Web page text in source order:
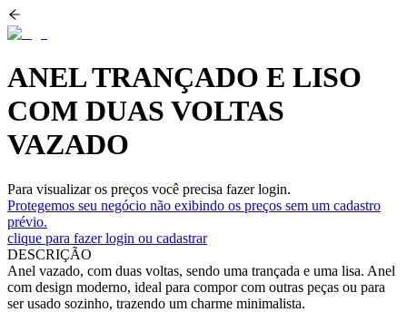
ANEL TRANÇADO E LISO
COM DUAS VOLTAS
VAZADO
Para visualizar os preços você precisa fazer login.
Protegemos seu negócio não exibindo os preços sem um cadastro
prévio.
clique para fazer login ou cadastrar
DESCRIÇÃO
Anel vazado, com duas voltas, sendo uma trançada e uma lisa. Anel
com design moderno, ideal para compor com outras peças ou para
ser usado sozinho, trazendo um charme minimalista.